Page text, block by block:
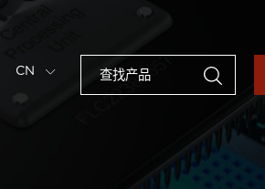
CN